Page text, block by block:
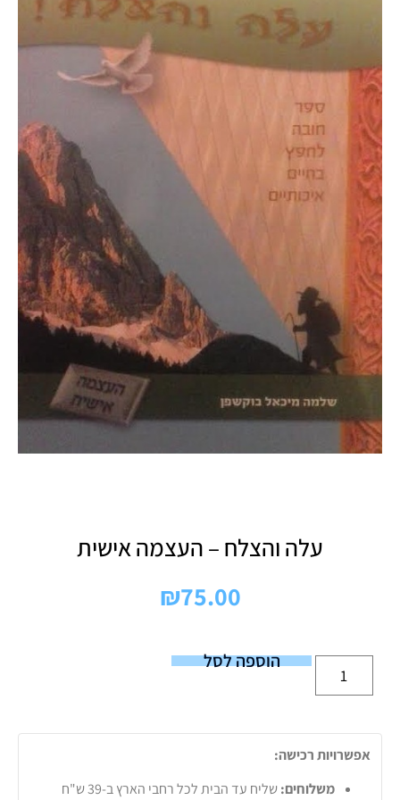
עלה והצלח – העצמה אישית
₪75.00
הוספה לסל
אפשרויות רכישה:
משלוחים:
שליח עד הבית לכל רחבי הארץ ב-39 ש"ח